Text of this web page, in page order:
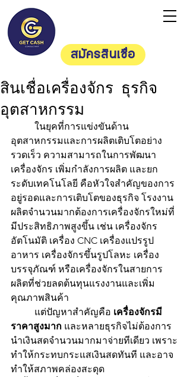
สมัครสินเชื่อ
สินเชื่อเครื่องจักร ธุรกิจ
อุตสาหกรรม
อุตสาหกรรมและการผลิตเติบโตอย่าง
รวดเร็ว ความสามารถในการพัฒนา
เครื่องจักร เพิ่มกำลังการผลิต และยก
ระดับเทคโนโลยี คือหัวใจสำคัญของการ
อยู่รอดและการเติบโตของธุรกิจ โรงงาน
ผลิตจำนวนมากต้องการเครื่องจักรใหม่ที่
มีประสิทธิภาพสูงขึ้น เช่น เครื่องจักร
อัตโนมัติ เครื่อง CNC เครื่องแปรรูป
อาหาร เครื่องจักรขึ้นรูปโลหะ เครื่อง
บรรจุภัณฑ์ หรือเครื่องจักรในสายการ
ผลิตที่ช่วยลดต้นทุนแรงงานและเพิ่ม
คุณภาพสินค้า
	แต่ปัญหาสำคัญคือ
เครื่องจักรมี
ราคาสูงมาก และหลายธุรกิจไม่ต้องการ
นำเงินสดจำนวนมากมาจ่ายทีเดียว เพราะ
ทำให้กระทบกระแสเงินสดทันที และอาจ
ทำให้สภาพคล่องสะดุด